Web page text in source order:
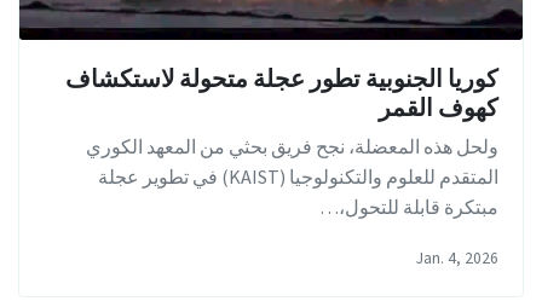
كوريا الجنوبية تطور عجلة متحولة لاستكشاف
كهوف القمر
ولحل هذه المعضلة، نجح فريق بحثي من المعهد الكوري
المتقدم للعلوم والتكنولوجيا (KAIST) في تطوير عجلة
مبتكرة قابلة للتحول،…
Jan. 4, 2026